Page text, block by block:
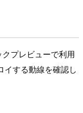
プレビューで利用
イする動線を確認し